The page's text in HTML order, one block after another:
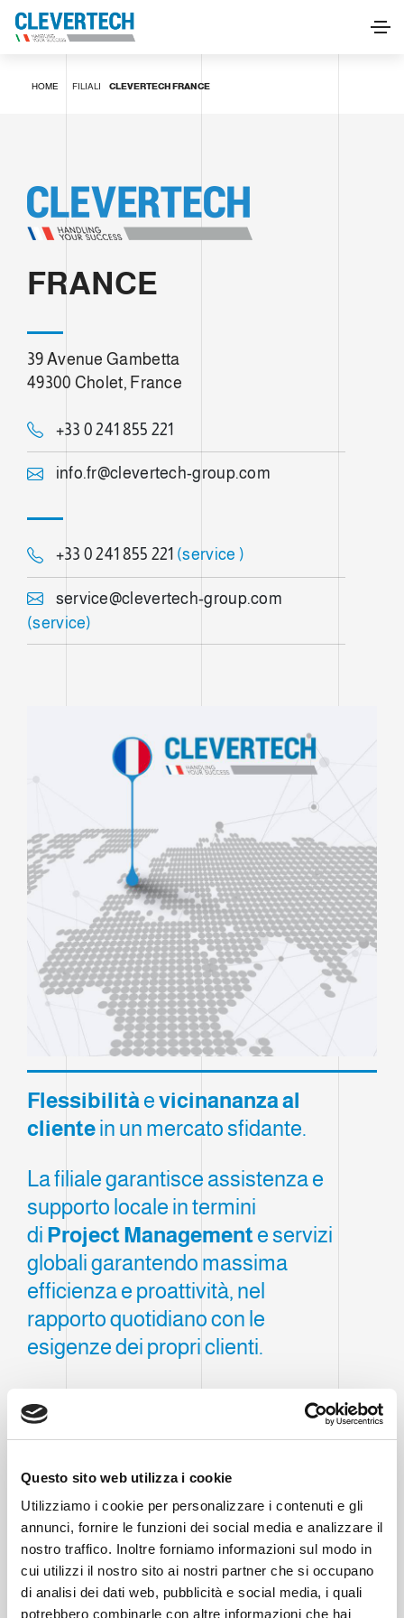
Questo sito web utilizza i cookie
Utilizziamo i cookie per personalizzare i contenuti e gli
annunci, fornire le funzioni dei social media e analizzare il
nostro traffico. Inoltre forniamo informazioni sul modo in
cui utilizzi il nostro sito ai nostri partner che si occupano
di analisi dei dati web, pubblicità e social media, i quali
potrebbero combinarle con altre informazioni che hai
HOME FILIALI CLEVERTECH FRANCE
FRANCE
39 Avenue Gambetta
49300 Cholet, France
+33 0 241 855 221
info.fr@clevertech-group.com
+33 0 241 855 221 (service )
service@clevertech-group.com
(service)
Flessibilità evicinananza al
clientein un mercato sfidante.
La filiale garantisce assistenza e
supporto locale in termini
di Project Managemente servizi
globali garantendo massima
efficienza e proattività, nel
rapporto quotidiano con le
esigenze dei propri clienti.
Clevertech France, situata a
, nasce con
l'obiettivo di consolidare la presenza del Gruppo
sfideche il mercato propone.
La filiale garantisce assistenza e supporto
locale in termini diProject Managemente
servizi globali garantendo massima efficienza e
proattività, nel rapporto quotidiano con le
esigenze dei propri clienti.